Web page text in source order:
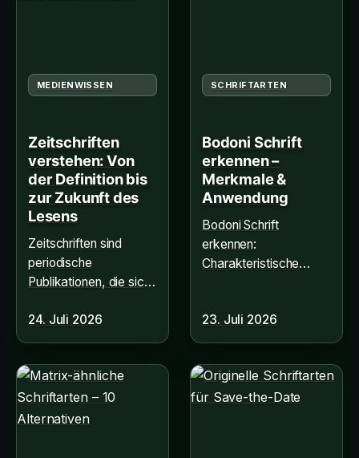
MEDIENWISSEN
Zeitschriften
verstehen: Von
der Definition bis
zur Zukunft des
Lesens
Zeitschriften sind
periodische
Publikationen, die sich
Inhalte und
Erscheinungsweisen
abgrenzen.
24. Juli 2026
SCHRIFTARTEN
Bodoni Schrift
erkennen –
Merkmale &
Anwendung
Bodoni Schrift
erkennen:
Charakteristische
Schrift. Jetzt
informieren über
Einsatzbereiche!
23. Juli 2026